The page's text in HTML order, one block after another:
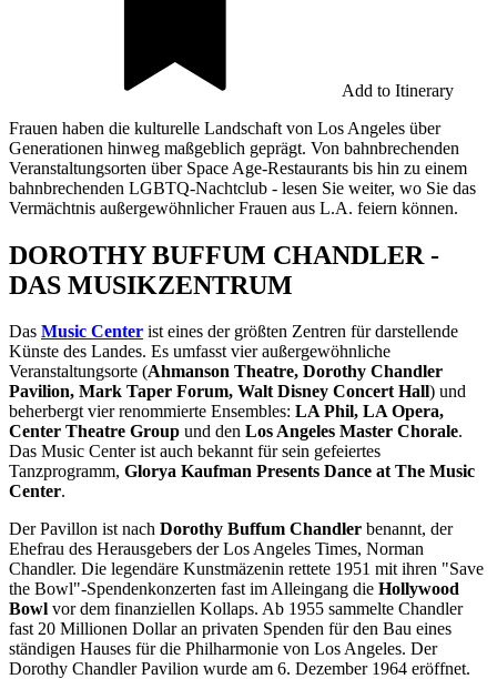
Add to Itinerary
Frauen haben die kulturelle Landschaft von Los Angeles über
Generationen hinweg maßgeblich geprägt. Von bahnbrechenden
Veranstaltungsorten über Space Age-Restaurants bis hin zu einem
bahnbrechenden LGBTQ-Nachtclub - lesen Sie weiter, wo Sie das
Vermächtnis außergewöhnlicher Frauen aus L.A. feiern können.
DOROTHY BUFFUM CHANDLER -
DAS MUSIKZENTRUM
Das Music Center ist eines der größten Zentren für darstellende
Künste des Landes. Es umfasst vier außergewöhnliche
Veranstaltungsorte (Ahmanson Theatre, Dorothy Chandler
Pavilion, Mark Taper Forum, Walt Disney Concert Hall) und
beherbergt vier renommierte Ensembles: LA Phil, LA Opera,
Center Theatre Group und den Los Angeles Master Chorale.
Das Music Center ist auch bekannt für sein gefeiertes
Tanzprogramm, Glorya Kaufman Presents Dance at The Music
Center.
Der Pavillon ist nach Dorothy Buffum Chandler benannt, der
Ehefrau des Herausgebers der Los Angeles Times, Norman
Chandler. Die legendäre Kunstmäzenin rettete 1951 mit ihren "Save
the Bowl"-Spendenkonzerten fast im Alleingang die Hollywood
Bowl vor dem finanziellen Kollaps. Ab 1955 sammelte Chandler
fast 20 Millionen Dollar an privaten Spenden für den Bau eines
ständigen Hauses für die Philharmonie von Los Angeles. Der
Dorothy Chandler Pavilion wurde am 6. Dezember 1964 eröffnet.